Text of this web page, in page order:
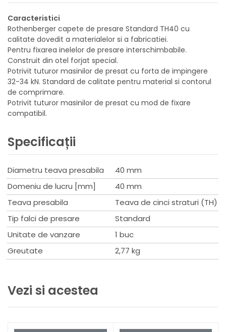
Caracteristici
Rothenberger capete de presare Standard TH40 cu
calitate dovedit a materialelor si a fabricatiei.
Pentru fixarea inelelor de presare interschimbabile.
Construit din otel forjat special.
Potrivit tuturor masinilor de presat cu forta de impingere
32-34 kN. Standard de calitate pentru material si contorul
de comprimare.
Potrivit tuturor masinilor de presat cu mod de fixare
compatibil.
Specificații
Diametru teava presabila
40 mm
Domeniu de lucru [mm]
40 mm
Teava presabila
Teava de cinci straturi (TH)
Tip falci de presare
Standard
Unitate de vanzare
1 buc
Greutate
2,77 kg
Vezi si acestea